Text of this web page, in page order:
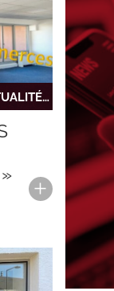
ACTUALITÉS DES CABINETS, ACTUALITÉS DU RÉSEAU